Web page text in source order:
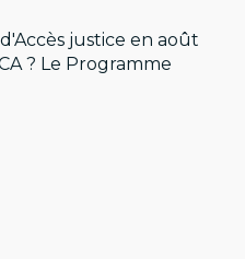
justice en août
? Le Programme